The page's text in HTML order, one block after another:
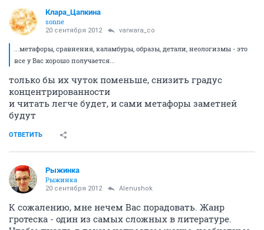
Клара_Цапкина
sonne
20 сентября 2012 varwara_co
...метафоры, сравнения, каламбуры, образы, детали, неологизмы - это
все у Вас хорошо получается...
только бы их чуток поменьше, снизить градус
концентрированности
и читать легче будет, и сами метафоры заметней
будут
ОТВЕТИТЬ
Рыжинка
Рыжинка
20 сентября 2012 Alenushok
К сожалению, мне нечем Вас порадовать. Жанр
гротеска - один из самых сложных в литературе.